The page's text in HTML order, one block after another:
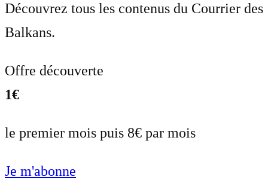
Découvrez tous les contenus du Courrier des
Balkans.
Offre découverte
1€
le premier mois puis 8€ par mois
Je m'abonne